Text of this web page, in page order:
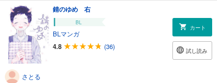
錆のゆめ 右
BL
BLマンガ
4.8
(36)
カート
試し読み
さとる